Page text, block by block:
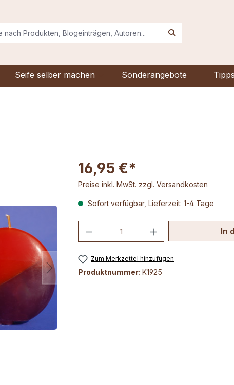
Seife selber machen Sonderangebote
16,95 €*
Preise inkl. MwSt. zzgl. Versandkosten
Sofort verfügbar, Lieferzeit: 1-4 Tage
Produkt Anzahl: Gib den
In
Zum Merkzettel hinzufügen
Produktnummer: K1925